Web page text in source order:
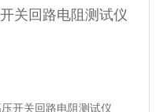
关回路电阻测试仪